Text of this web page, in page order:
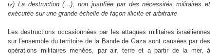
iv) La destruction (…), non justifiée par des nécessités militaires et
exécutée sur une grande échelle de façon illicite et arbitraire
Les destructions occasionnées par les attaques militaires israéliennes
sur l'ensemble du territoire de la Bande de Gaza sont causées par des
opérations militaires menées, par air, terre et a partir de la mer, à